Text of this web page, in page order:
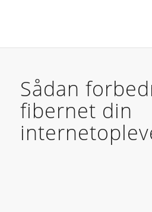
Sådan
fibernet din